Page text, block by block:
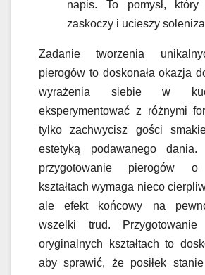
napis. To pomysł,
zaskoczy i ucieszy
Zadanie tworzenia
pierogów to doskonała okazja
wyrażenia siebie w
eksperymentować z różnymi
tylko zachwycisz gości
estetyką podawanego
przygotowanie pierogów o
kształtach wymaga nieco
ale efekt końcowy na
wszelki trud.
oryginalnych kształtach to
aby sprawić, że posiłek